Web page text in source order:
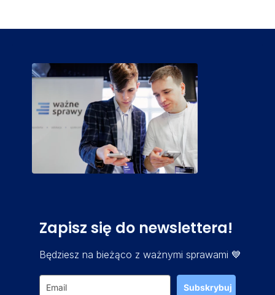
Zapisz się do newslettera!
Będziesz na bieżąco z ważnymi sprawami 💙
Subskrybuj